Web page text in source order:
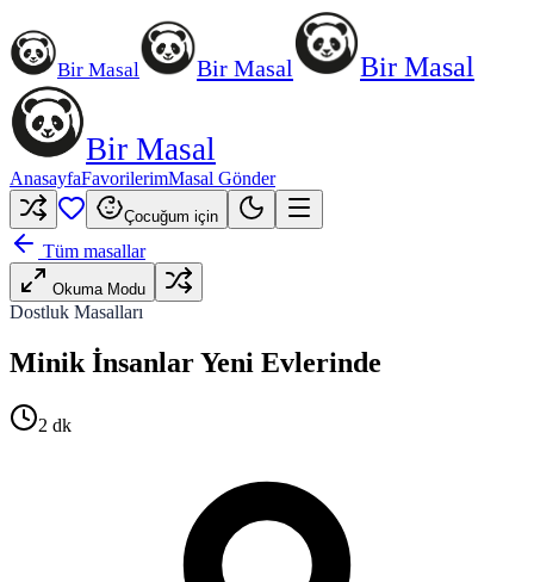
Bir Masal Bir Masal Bir Masal
Bir Masal
AnasayfaFavorilerimMasal Gönder
Çocuğum için
Tüm masallar
Okuma Modu
Dostluk Masalları
Minik İnsanlar Yeni Evlerinde
2 dk